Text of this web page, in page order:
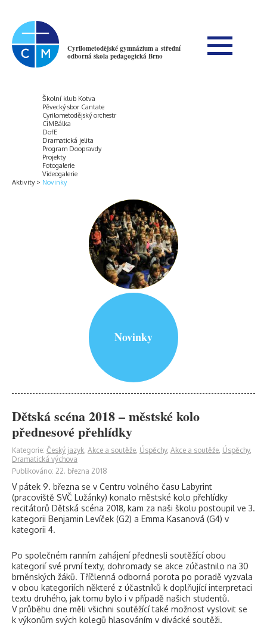
Cyrilometodějské gymnázium a střední
odborná škola pedagogická Brno
Aktivity
Školní klub Kotva
Pěvecký sbor Cantate
Cyrilometodějský orchestr
CiMBálka
DofE
Dramatická jelita
Program Doopravdy
Projekty
Fotogalerie
Videogalerie
Novinky
Novinky
Dětská scéna 2018 – městské kolo
přednesové přehlídky
Kategorie: Český jazyk, Akce a soutěže, Úspěchy, Akce a soutěže, Úspěchy,
Dramatická výchova
Publikováno: 22. března 2018
V pátek 9. března se v Centru volného času Labyrint
(pracoviště SVČ Lužánky) konalo městské kolo přehlídky
recitátorů Dětská scéna 2018, kam za naši školu postoupil ve 3.
kategorii Benjamin Levíček (G2) a Emma Kasanová (G4) v
kategorii 4.
Po společném ranním zahájení přednesli soutěžící obou
kategorií své první texty, dohromady se akce zúčastnilo na 30
brněnských žáků. Tříčlenná odborná porota po poradě vyzvala
v obou kategoriích některé z účastníků k doplňující interpretaci
textu druhého, jak tomu bylo i v případě našich studentů.
V průběhu dne měli všichni soutěžící také možnost vyslovit se
k výkonům svých kolegů hlasováním v divácké soutěži.